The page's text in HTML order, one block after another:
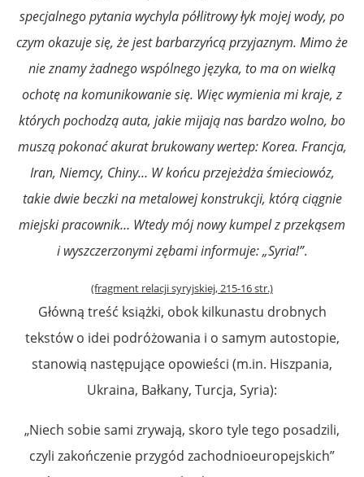
specjalnego pytania wychyla półlitrowy łyk mojej wody, po
czym okazuje się, że jest barbarzyńcą przyjaznym. Mimo że
nie znamy żadnego wspólnego języka, to ma on wielką
ochotę na komunikowanie się. Więc wymienia mi kraje, z
których pochodzą auta, jakie mijają nas bardzo wolno, bo
muszą pokonać akurat brukowany wertep: Korea. Francja,
Iran, Niemcy, Chiny… W końcu przejeżdża śmieciowóz,
takie dwie beczki na metalowej konstrukcji, którą ciągnie
miejski pracownik… Wtedy mój nowy kumpel z przekąsem
i wyszczerzonymi zębami informuje: „Syria!”.
(fragment relacji syryjskiej, 215-16 str.)
Główną treść książki, obok kilkunastu drobnych
tekstów o idei podróżowania i o samym autostopie,
stanowią następujące opowieści (m.in. Hiszpania,
Ukraina, Bałkany, Turcja, Syria):
„Niech sobie sami zrywają, skoro tyle tego posadzili,
czyli zakończenie przygód zachodnioeuropejskich”